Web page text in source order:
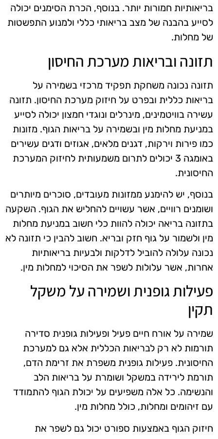
בריאותיות חמורות יותר. בנוסף, הכרת הסימנים יכולה
לסייע בהבנה של מצב בריאותי כללי ולמנוע התפשטות
של מחלות.
תזונה ובריאות מערכת החיסון
תזונה נכונה משחקת תפקיד מרכזי בשמירה על
בריאות כללית ובפרט על חיזוק מערכת החיסון. תזונה
עשירה בוויטמינים, מינרלים ונוגדי חמצון יכולה לסייע
במניעת מחלות מין ובשמירה על בריאות הגוף. מזונות
כמו פירות וירקות, דגנים מלאים, אגוזים ודגים עשירים
באומגה 3 יכולים לתרום משמעותית לחיזוק המערכת
החיסונית.
בנוסף, יש להימנע ממזונות מעובדים, סוכרים מיותרים
ושומנים רוויים, אשר עשויים להחליש את הגוף. השקעה
בתזונה בריאה יכולה להוות כלי חשוב במניעת מחלות
מין ולשמור על גוף חזק ובריא. חשוב להבין כי תזונה לא
נכונה עלולה להוביל לדלקות ולבעיות בריאותיות
אחרות, אשר עלולות לשפר את הסיכוי למחלות מין.
פעילות גופנית ושמירה על משקל
תקין
שמירה על אורח חיים פעיל ופעילות גופנית סדירה
תורמות לא רק לבריאות הכללית אלא גם למערכת
החיסונית. פעילות גופנית משפרת את זרימת הדם,
תורמת לירידה במשקל ושומרת על בריאות הלב
והנשימה. כל אלה משפיעים על יכולת הגוף להתמודד
עם זיהומים ומחלות, כולל מחלות מין.
חיזוק הגוף באמצעות ספורט יכול גם לשפר את